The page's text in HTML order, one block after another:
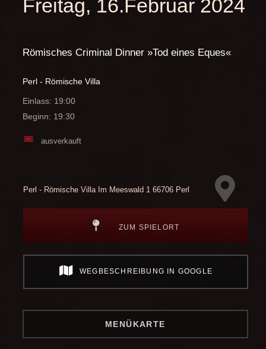
Freitag, 16.Februar 2024
Römisches Criminal Dinner »Tod eines Eques«
Perl - Römische Villa
Einlass: 19:00
Beginn: 19:30
ausverkauft
Perl - Römische VillaIm Meeswald 1 66706 Perl
ZUM SPIELORT
WEGBESCHREIBUNG IN GOOGLE
MENÜKARTE